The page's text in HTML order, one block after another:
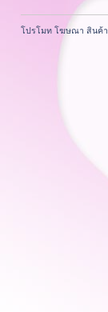
โปรโมท โฆษณา สินค้า